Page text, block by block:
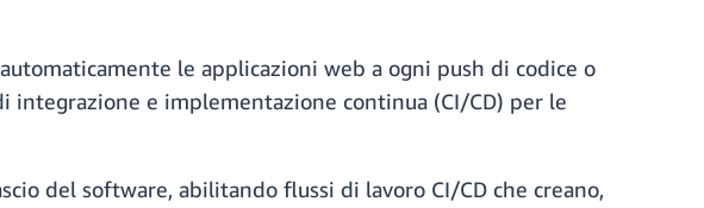
le applicazioni web a ogni push di codice o
e implementazione continua (CI/CD) per le
del software, abilitando flussi di lavoro CI/CD che creano,